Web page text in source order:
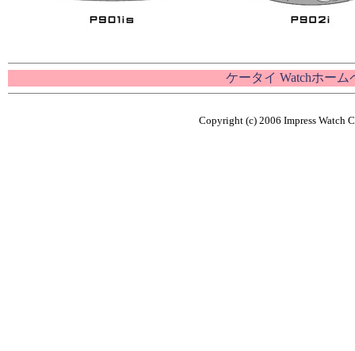
ケータイ Watchホーム
Copyright (c) 2006 Impress Watch